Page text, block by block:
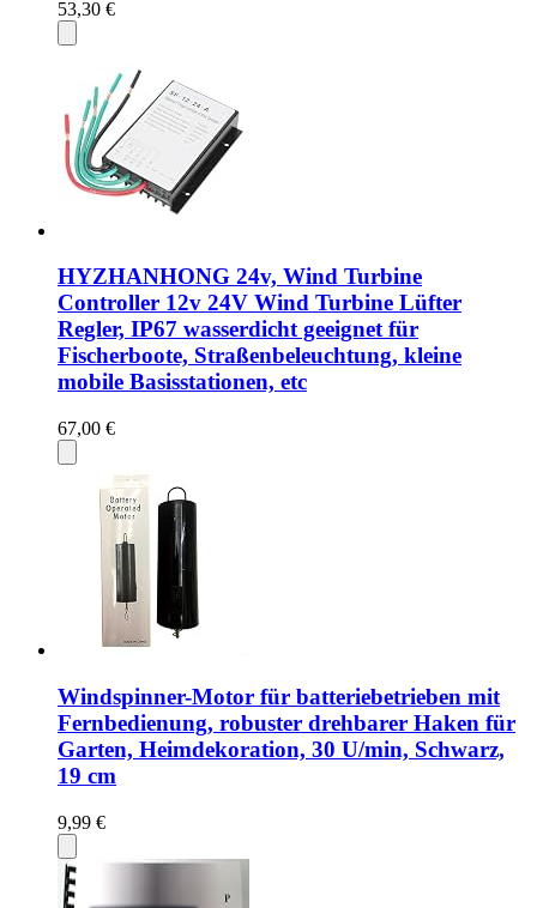
53,30 €
HYZHANHONG 24v, Wind Turbine
Controller 12v 24V Wind Turbine Lüfter
Regler, IP67 wasserdicht geeignet für
Fischerboote, Straßenbeleuchtung, kleine
mobile Basisstationen, etc
67,00 €
Windspinner-Motor für batteriebetrieben mit
Fernbedienung, robuster drehbarer Haken für
Garten, Heimdekoration, 30 U/min, Schwarz,
19 cm
9,99 €